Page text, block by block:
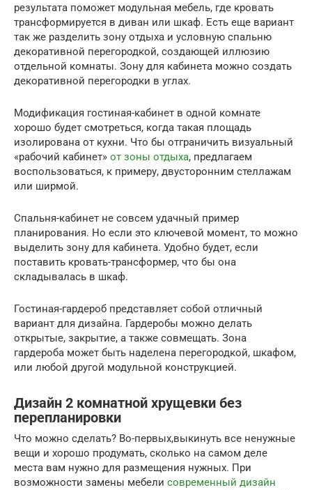
результата поможет модульная мебель, где кровать
трансформируется в диван или шкаф. Есть еще вариант
так же разделить зону отдыха и условную спальню
декоративной перегородкой, создающей иллюзию
отдельной комнаты. Зону для кабинета можно создать
декоративной перегородки в углах.
Модификация гостиная-кабинет в одной комнате
хорошо будет смотреться, когда такая площадь
изолирована от кухни. Что бы отграничить визуальный
«рабочий кабинет» от зоны отдыха, предлагаем
воспользоваться, к примеру, двусторонним стеллажам
или ширмой.
Спальня-кабинет не совсем удачный пример
планирования. Но если это ключевой момент, то можно
выделить зону для кабинета. Удобно будет, если
поставить кровать-трансформер, что бы она
складывалась в шкаф.
Гостиная-гардероб представляет собой отличный
вариант для дизайна. Гардеробы можно делать
открытые, закрытие, а также совмещать. Зона
гардероба может быть наделена перегородкой, шкафом,
или любой другой модульной конструкцией.
Дизайн 2 комнатной хрущевки без
перепланировки
Что можно сделать? Во-первых,выкинуть все ненужные
вещи и хорошо продумать, сколько на самом деле
места вам нужно для размещения нужных. При
возможности замены мебели современный дизайн